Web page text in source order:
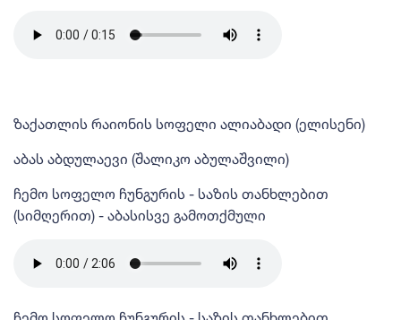
ზაქათლის რაიონის სოფელი ალიაბადი (ელისენი)
აბას აბდულაევი (შალიკო აბულაშვილი)
ჩემო სოფელო ჩუნგურის - საზის თანხლებით
(სიმღერით) - აბასისვე გამოთქმული